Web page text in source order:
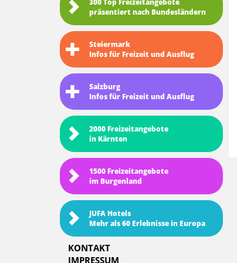
300 Top Freizeitangebote
präsentiert nach Bundesländern
Steiermark
Infos für Freizeit und Ausflug
Salzburg
Infos für Freizeit und Ausflug
2000 Freizeitangebote
in Kärnten
1500 Freizeitangebote
im Burgenland
JUFA Hotels
Mehr als 60 Erlebnisse in Europa
KONTAKT
IMPRESSUM